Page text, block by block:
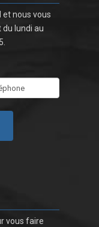
et nous vous
lundi au
vous faire